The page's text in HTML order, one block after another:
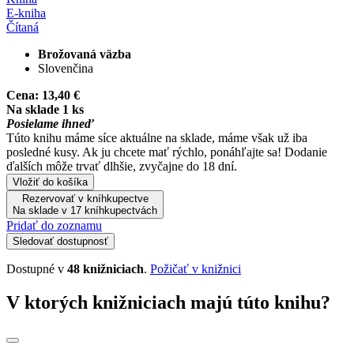
E-kniha
Čítaná
Brožovaná väzba
Slovenčina
Cena: 13,40 €
Na sklade 1 ks
Posielame ihneď
Túto knihu máme síce aktuálne na sklade, máme však už iba
posledné kusy. Ak ju chcete mať rýchlo, ponáhľajte sa! Dodanie
ďalších môže trvať dlhšie, zvyčajne do 18 dní.
Vložiť do košíka
Rezervovať v kníhkupectve
Na sklade v 17 kníhkupectvách
Pridať do zoznamu
Sledovať dostupnosť
Dostupné v 48 knižniciach. Požičať v knižnici
V ktorých knižniciach majú túto knihu?